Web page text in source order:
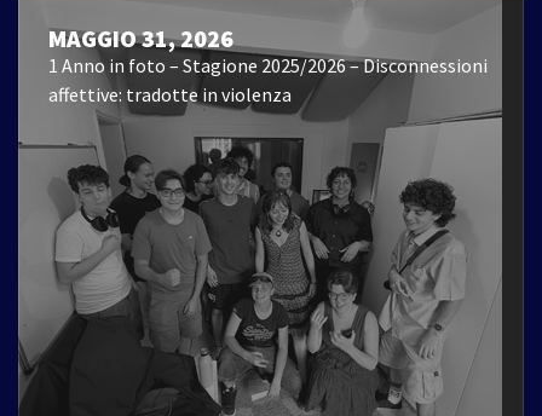
MAGGIO 31, 2026
1 Anno in foto – Stagione 2025/2026 – Disconnessioni
affettive: tradotte in violenza